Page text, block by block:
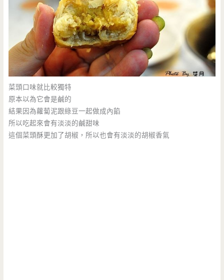
菜頭口味就比較獨特
原本以為它會是鹹的
結果因為蘿蔔泥跟綠豆一起做成內餡
所以吃起來會有淡淡的鹹甜味
這個菜頭酥更加了胡椒，所以也會有淡淡的胡椒香氣